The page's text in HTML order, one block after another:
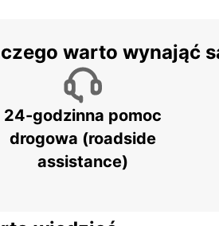
warto wynająć
24-godzinna pomoc
drogowa (roadside
assistance)